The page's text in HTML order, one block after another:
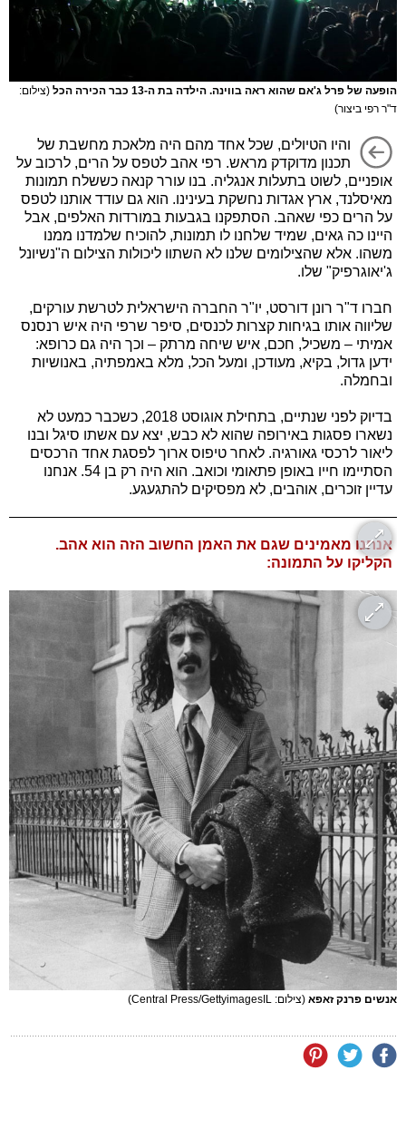
הופעה של פרל ג'אם שהוא ראה בווינה. הילדה בת ה-13 כבר הכירה הכל
(צילום:
ד"ר רפי ביצור)
והיו הטיולים, שכל אחד מהם היה מלאכת מחשבת של
תכנון מדוקדק מראש. רפי אהב לטפס על הרים, לרכוב על
אופניים, לשוט בתעלות אנגליה. בנו עורר קנאה כששלח תמונות
מאיסלנד, ארץ אגדות נחשקת בעינינו. הוא גם עודד אותנו לטפס
על הרים כפי שאהב. הסתפקנו בגבעות במורדות האלפים, אבל
היינו כה גאים, שמיד שלחנו לו תמונות, להוכיח שלמדנו ממנו
משהו. אלא שהצילומים שלנו לא השתוו ליכולות הצילום ה"נשיונל
ג'יאוגרפיק" שלו.
חברו ד"ר רונן דורסט, יו"ר החברה הישראלית לטרשת עורקים,
שליווה אותו בגיחות קצרות לכנסים, סיפר שרפי היה איש רנסנס
אמיתי – משכיל, חכם, איש שיחה מרתק – וכך היה גם כרופא:
ידען גדול, בקיא, מעודכן, ומעל הכל, מלא באמפתיה, באנושיות
ובחמלה.
בדיוק לפני שנתיים, בתחילת אוגוסט 2018, כשכבר כמעט לא
נשארו פסגות באירופה שהוא לא כבש, יצא עם אשתו סיגל ובנו
ליאור לרכסי גאורגיה. לאחר טיפוס ארוך לפסגת אחד הרכסים
הסתיימו חייו באופן פתאומי וכואב. הוא היה רק בן 54. אנחנו
עדיין זוכרים, אוהבים, לא מפסיקים להתגעגע.
אנחנו מאמינים שגם את האמן החשוב הזה הוא אהב.
הקליקו על התמונה:
אנשים פרנק זאפא (צילום: Central Press/GettyimagesIL)